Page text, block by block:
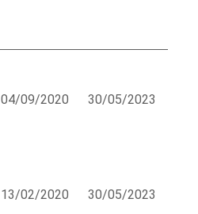
04/09/2020 30/05/2023
13/02/2020 30/05/2023